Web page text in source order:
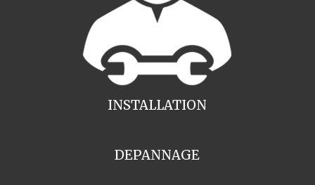
INSTALLATION
DEPANNAGE